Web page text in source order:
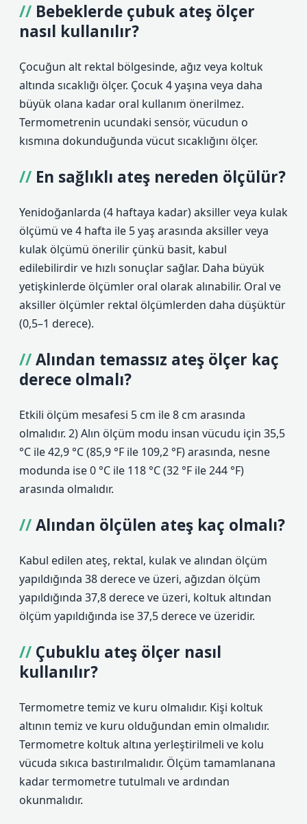
Bebeklerde çubuk ateş ölçer
nasıl kullanılır?
Çocuğun alt rektal bölgesinde, ağız veya koltuk
altında sıcaklığı ölçer. Çocuk 4 yaşına veya daha
büyük olana kadar oral kullanım önerilmez.
Termometrenin ucundaki sensör, vücudun o
kısmına dokunduğunda vücut sıcaklığını ölçer.
En sağlıklı ateş nereden ölçülür?
Yenidoğanlarda (4 haftaya kadar) aksiller veya kulak
ölçümü ve 4 hafta ile 5 yaş arasında aksiller veya
kulak ölçümü önerilir çünkü basit, kabul
edilebilirdir ve hızlı sonuçlar sağlar. Daha büyük
yetişkinlerde ölçümler oral olarak alınabilir. Oral ve
aksiller ölçümler rektal ölçümlerden daha düşüktür
(0,5–1 derece).
Alından temassız ateş ölçer kaç
derece olmalı?
Etkili ölçüm mesafesi 5 cm ile 8 cm arasında
olmalıdır. 2) Alın ölçüm modu insan vücudu için 35,5
°C ile 42,9 °C (85,9 °F ile 109,2 °F) arasında, nesne
modunda ise 0 °C ile 118 °C (32 °F ile 244 °F)
arasında olmalıdır.
Alından ölçülen ateş kaç olmalı?
Kabul edilen ateş, rektal, kulak ve alından ölçüm
yapıldığında 38 derece ve üzeri, ağızdan ölçüm
yapıldığında 37,8 derece ve üzeri, koltuk altından
ölçüm yapıldığında ise 37,5 derece ve üzeridir.
Çubuklu ateş ölçer nasıl
kullanılır?
Termometre temiz ve kuru olmalıdır. Kişi koltuk
altının temiz ve kuru olduğundan emin olmalıdır.
Termometre koltuk altına yerleştirilmeli ve kolu
vücuda sıkıca bastırılmalıdır. Ölçüm tamamlanana
kadar termometre tutulmalı ve ardından
okunmalıdır.